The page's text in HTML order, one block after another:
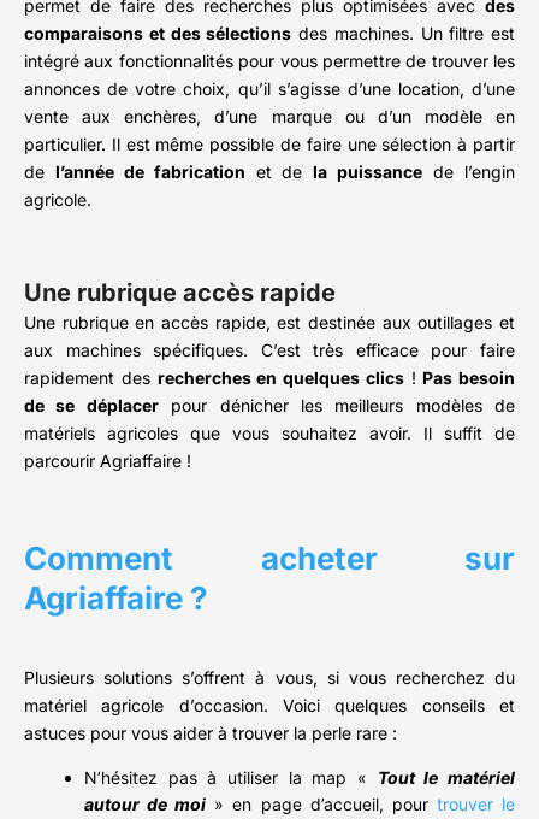
permet de faire des recherches plus optimisées avec des
comparaisons et des sélections des machines. Un filtre est
intégré aux fonctionnalités pour vous permettre de trouver les
annonces de votre choix, qu’il s’agisse d’une location, d’une
vente aux enchères, d’une marque ou d’un modèle en
particulier. Il est même possible de faire une sélection à partir
de l’année de fabrication et dela puissance de l’engin
agricole.
Une rubrique accès rapide
Une rubrique en accès rapide, est destinée aux outillages et
aux machines spécifiques. C’est très efficace pour faire
rapidement des recherches en quelques clics! Pas besoin
de se déplacerpour dénicher les meilleurs modèles de
matériels agricoles que vous souhaitez avoir. Il suffit de
parcourir Agriaffaire !
Comment acheter sur
Agriaffaire ?
Plusieurs solutions s’offrent à vous, si vous recherchez du
matériel agricole d’occasion. Voici quelques conseils et
astuces pour vous aider à trouver la perle rare :
N’hésitez pas à utiliser la map « Tout le matériel
autour de moi » en page d’accueil, pour trouver le